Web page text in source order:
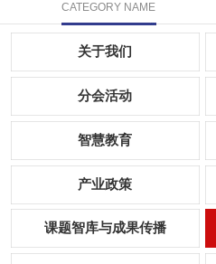
CATEGORY NAME
关于我们
分会活动
智慧教育
产业政策
课题智库与成果传播